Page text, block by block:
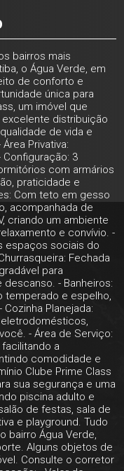
bairros mais
o Água Verde, em
de conforto e
única para
um imóvel que
distribuição
de vida e
Privativa:
3
com armários
praticidade e
Com teto em gesso
acompanhada de
criando um ambiente
e convívio. -
espaços sociais do
Fechada
para
- Banheiros:
temperado e espelho,
Planejada:
- Área de Serviço:
a
comodidade e
Clube Prime Class
sua segurança e uma
piscina adulto e
de festas, sala de
e playground. Tudo
bairro Água Verde,
Alguns objetos de
Consulte o corretor